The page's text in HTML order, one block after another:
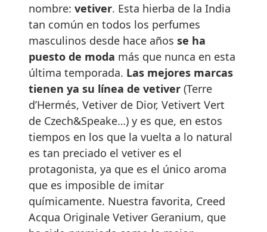
nombre: vetiver. Esta hierba de la India
tan común en todos los perfumes
masculinos desde hace años se ha
puesto de moda más que nunca en esta
última temporada. Las mejores marcas
tienen ya su línea de vetiver (Terre
d’Hermés, Vetiver de Dior, Vetivert Vert
de Czech&Speake…) y es que, en estos
tiempos en los que la vuelta a lo natural
es tan preciado el vetiver es el
protagonista, ya que es el único aroma
que es imposible de imitar
químicamente. Nuestra favorita, Creed
Acqua Originale Vetiver Geranium, que